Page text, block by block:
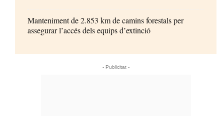
Manteniment de 2.853 km de camins forestals per
assegurar l’accés dels equips d’extinció
- Publicitat -